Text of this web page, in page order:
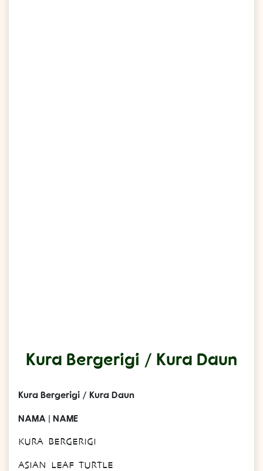
Kura Bergerigi / Kura Daun
Kura Bergerigi / Kura Daun
NAMA | NAME
KURA BERGERIGI
ASIAN LEAF TURTLE